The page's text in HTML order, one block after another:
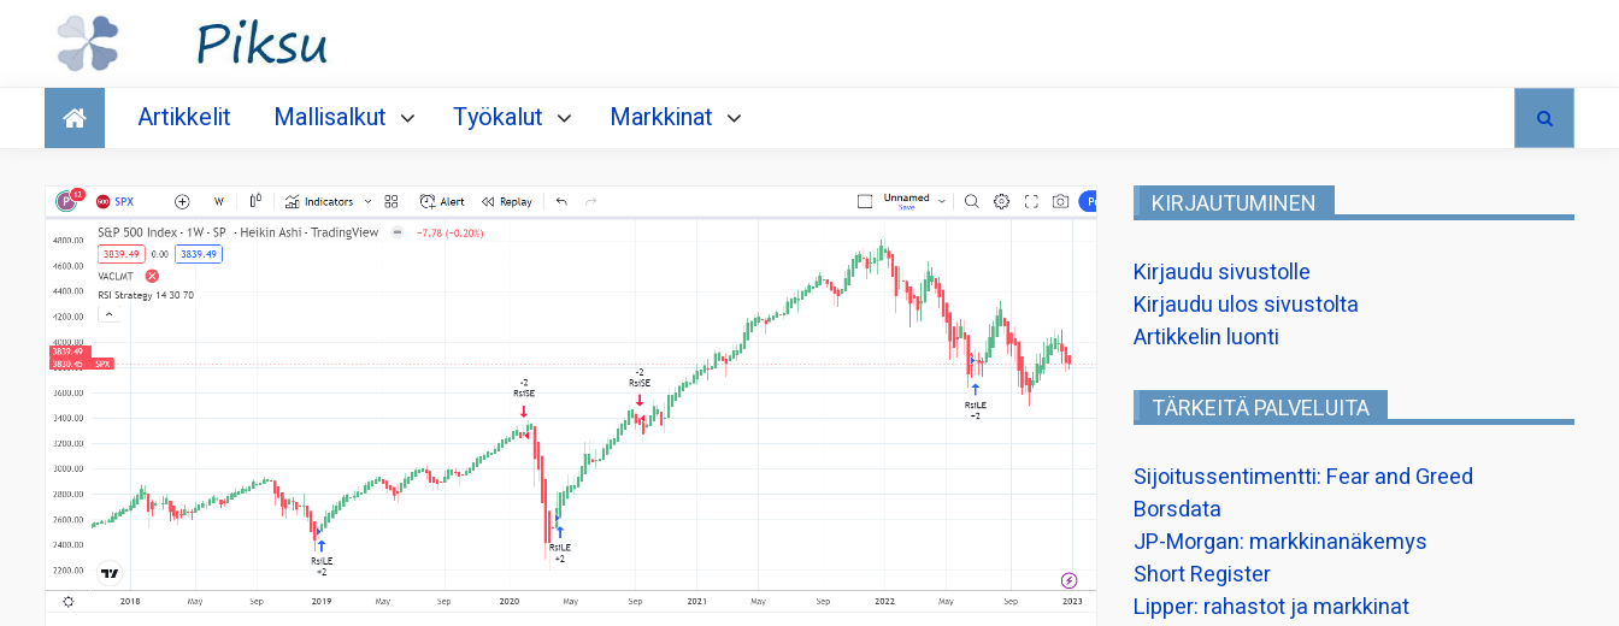
Talous
Artikkelit Mallisalkut Työkalut Markkinat
KIRJAUTUMINEN
Kirjaudu sivustolle
Kirjaudu ulos sivustolta
Artikkelin luonti
TÄRKEITÄ PALVELUITA
Sijoitussentimentti: Fear and Greed
Borsdata
JP-Morgan: markkinanäkemys
Short Register
Lipper: rahastot ja markkinat